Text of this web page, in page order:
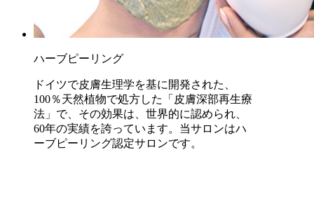
ハーブピーリング
ドイツで皮膚生理学を基に開発された、
100％天然植物で処方した「皮膚深部再生療
法」で、その効果は、世界的に認められ、
60年の実績を誇っています。当サロンはハ
ーブピーリング認定サロンです。